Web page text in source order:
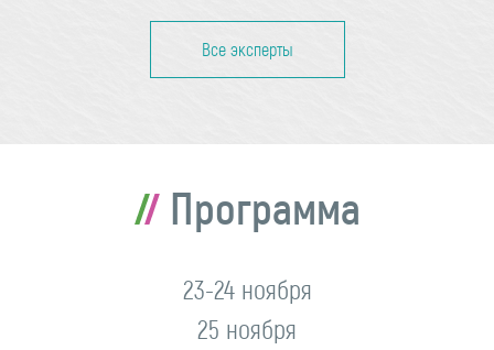
Все эксперты
Программа
23-24 ноября
25 ноября